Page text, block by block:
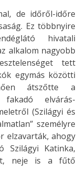
de időről-időre
Ez többnyire
hivatali
alkalom nagyobb
tett
egymás közötti
átszőtte a
fakadó elvárás-
(Szilágyi és
személyre
elzavarták, ahogy
Katinka,
neje is a fűtő